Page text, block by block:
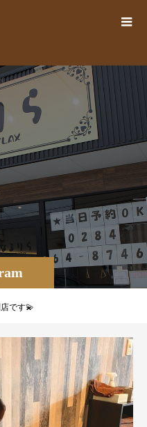
です💫